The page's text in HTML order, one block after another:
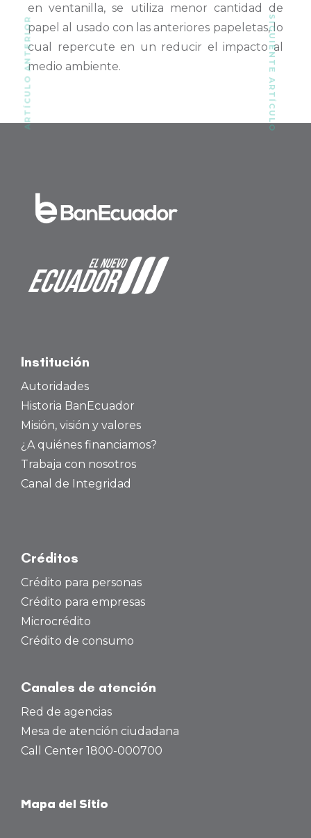
en ventanilla, se utiliza menor cantidad de
papel al usado con las anteriores papeletas, lo
cual repercute en un reducir el impacto al
medio ambiente.
ARTÍCULO ANTERIOR SIGUIENTE ARTÍCULO
Institución
Autoridades
Historia BanEcuador
Misión, visión y valores
¿A quiénes financiamos?
Trabaja con nosotros
Canal de Integridad
Créditos
Crédito para personas
Crédito para empresas
Microcrédito
Crédito de consumo
Canales de atención
Red de agencias
Mesa de atención ciudadana
Call Center 1800-000700
Mapa del Sitio